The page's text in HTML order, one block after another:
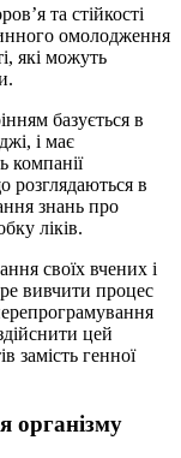
та стійкості
омолодження
які можуть
базується в
і має
компанії
розглядаються в
знань про
ліків.
своїх вчених і
вивчити процес
цей
замість генної
організму